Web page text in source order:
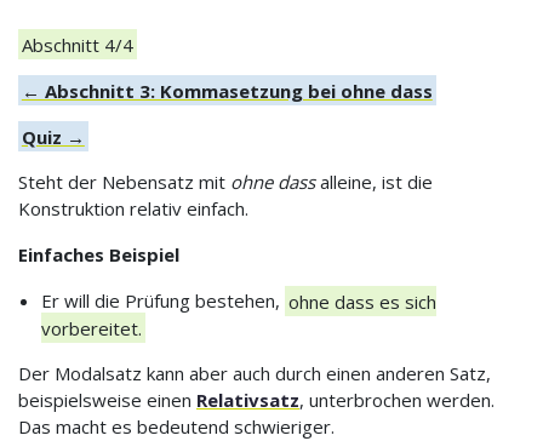
Abschnitt 4/4
← Abschnitt 3: Kommasetzung bei ohne dass
Quiz →
Steht der Nebensatz mit ohne dassalleine, ist die
Konstruktion relativ einfach.
Einfaches Beispiel
Er will die Prüfung bestehen, ohne dass es sich
vorbereitet.
Der Modalsatz kann aber auch durch einen anderen Satz,
beispielsweise einen Relativsatz, unterbrochen werden.
Das macht es bedeutend schwieriger.